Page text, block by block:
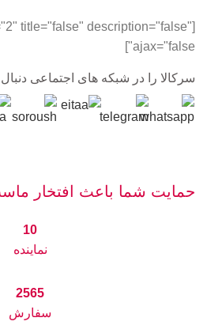
title="false" description="false"
ajax="false"]
سرکالا را در شبکه های اجتماعی دنبال
حمایت شما باعث افتخار
10
نماینده
2565
سفارش